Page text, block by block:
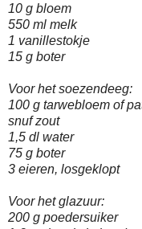
10 g bloem
550 ml melk
1 vanillestokje
15 g boter
Voor het soezendeeg:
100 g tarwebloem of
snuf zout
1,5 dl water
75 g boter
3 eieren, losgeklopt
Voor het glazuur:
200 g poedersuiker